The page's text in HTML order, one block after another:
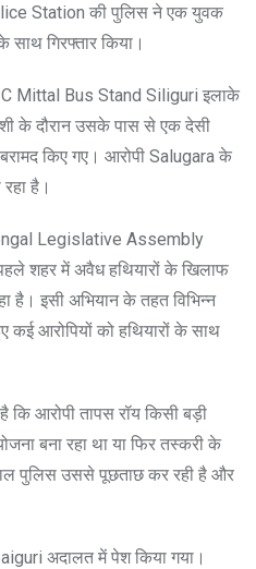
Station की पुलिस ने एक युवक
गिरफ्तार किया।
Mittal Bus Stand Siliguri इलाके
के दौरान उसके पास से एक देसी
किए गए। आरोपी Salugara के
रहा है।
Legislative Assembly
शहर में अवैध हथियारों के खिलाफ
है। इसी अभियान के तहत विभिन्न
कई आरोपियों को हथियारों के साथ
आरोपी तापस रॉय किसी बड़ी
बना रहा था या फिर तस्करी के
पुलिस उससे पूछताछ कर रही है और
अदालत में पेश किया गया।